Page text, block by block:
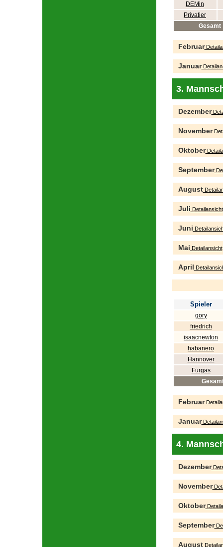
DEMin
Privatier
Gesamt
Februar
Januar
3.
Dezember
November
Oktober
September
August
Juli Detailansicht
Juni
Mai Detailansicht
April
Spieler
gory
friedrich
isaacnewton
habanero
Hannover
Furgas
Februar
Januar
4.
Dezember
November
Oktober
September
August